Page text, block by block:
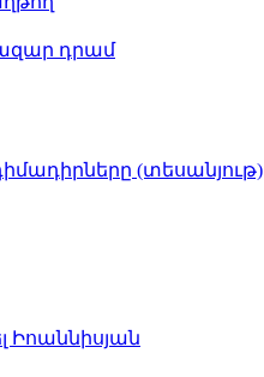
դրամ
(տեսանյութ)
Իոաննիսյան